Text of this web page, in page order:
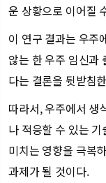
운 상황으로 이어질
이 연구 결과는 우주
않는 한 우주 임신과
다는 결론을 뒷받침
따라서, 우주에서 생
나 적응할 수 있는
미치는 영향을 극복
과제가 될 것이다.